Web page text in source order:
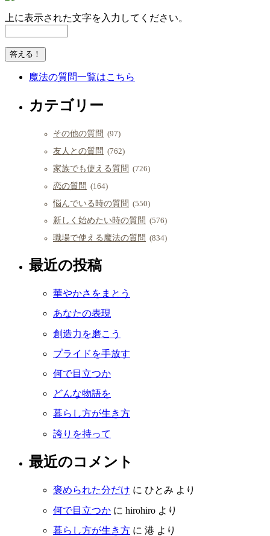
上に表示された文字を入力してください。
魔法の質問一覧はこちら
カテゴリー
その他の質問 (97)
友人との質問 (762)
家族でも使える質問 (726)
恋の質問 (164)
悩んでいる時の質問 (550)
新しく始めたい時の質問 (576)
職場で使える魔法の質問 (834)
最近の投稿
華やかさをまとう
あなたの表現
創造力を磨こう
プライドを手放す
何で目立つか
どんな物語を
暮らし方が生き方
誇りを持って
最近のコメント
褒められた分だけ に ひとみ より
何で目立つか に hirohiro より
暮らし方が生き方 に 港 より